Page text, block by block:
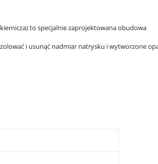
to specjalnie zaprojektowana obudowa
i usunąć nadmiar natrysku i wytworzone